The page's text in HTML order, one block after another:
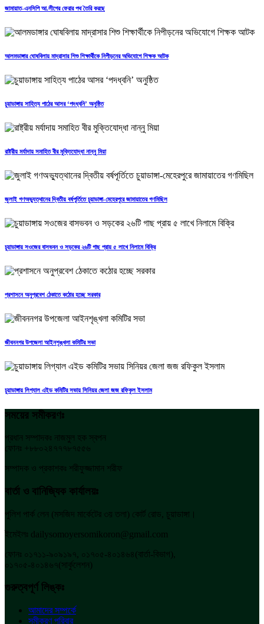
জামায়াত-এনসিপি আ.লীগের ফেরার পথ তৈরি করছে
আলমডাঙ্গার ঘোষবিলায় মাদ্রাসার শিশু শিক্ষার্থীকে নিপীড়নের অভিযোগে শিক্ষক আটক
চুয়াডাঙ্গায় সাহিত্য পাঠের আসর ‘পদধ্বনি’ অনুষ্ঠিত
রাষ্ট্রীয় মর্যাদায় সমাহিত বীর মুক্তিযোদ্ধা নান্নু মিয়া
জুলাই গণঅভ্যুত্থানের দ্বিতীয় বর্ষপূর্তিতে চুয়াডাঙ্গা-মেহেরপুরে জামায়াতের গণমিছিল
চুয়াডাঙ্গায় সওজের বাসভবন ও সড়কের ২৬টি গাছ প্রায় ৫ লাখে নিলামে বিক্রি
প্রশাসনে অনুপ্রবেশ ঠেকাতে কঠোর হচ্ছে সরকার
জীবননগর উপজেলা আইনশৃঙ্খলা কমিটির সভা
চুয়াডাঙ্গায় লিগ্যাল এইড কমিটির সভায় সিনিয়র জেলা জজ রফিকুল ইসলাম
সময়ের সমীকরণঃ
প্রধান সম্পাদকঃ নাজমুল হক স্বপন
ফোনঃ +৮৮০২৪৭৭৭৮৭৫৫৬
সম্পাদক ও প্রকাশকঃ শরীফুজ্জামান শরীফ
বার্তা ও বানিজ্যিক কার্যালয়ঃ
পুলিশ পার্ক লেন (মসজিদ মার্কেটের ৩য় তলা) কোর্ট রোড, চুয়াডাঙ্গা।
ইমেইলঃ dailysomoyersomikoron@gmail.com
ফোনঃ ০১৭১১-৯০৯১৯৭, ০১৭০৫-৪০১৪৬৪(বার্তা-বিভাগ),
০১৭০৫-৪০১৪৬৭(সার্কুলেশন)
গুরুত্বপূর্ণ লিঙ্কঃ
আমাদের সম্পর্কে
সমীকরণ পরিবার